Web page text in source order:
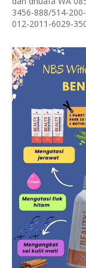
3456-888/514-
012-2011-6029-